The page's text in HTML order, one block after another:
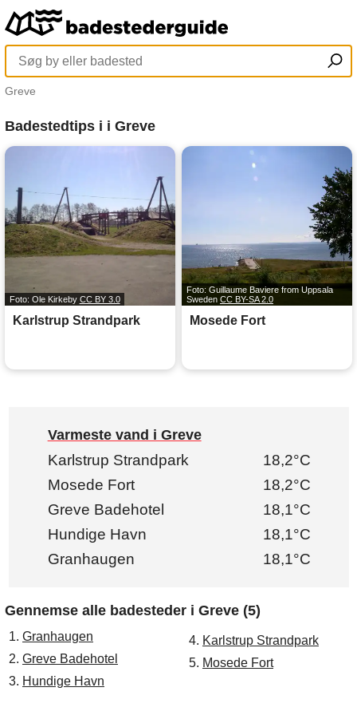
Greve
Badestedtips i i Greve
Foto: Ole Kirkeby CC BY 3.0
Karlstrup Strandpark
Foto: Guillaume Baviere from Uppsala
Sweden CC BY-SA 2.0
Mosede Fort
Varmeste vand i Greve
Karlstrup Strandpark
18,2°C
Mosede Fort
18,2°C
Greve Badehotel
18,1°C
Hundige Havn
18,1°C
Granhaugen
18,1°C
Gennemse alle badesteder i Greve (5)
1. Granhaugen
2. Greve Badehotel
3. Hundige Havn
4. Karlstrup Strandpark
5. Mosede Fort